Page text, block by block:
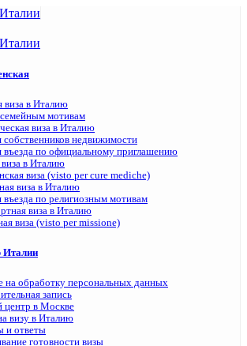
виза в Италию
мотивам
виза в Италию
собственников недвижимости
въезда по официальному приглашению
в Италию
виза (visto per cure mediche)
виза в Италию
въезда по религиозным мотивам
виза в Италию
виза (visto per missione)
Италии
на обработку персональных данных
запись
центр в Москве
визу в Италию
и ответы
готовности визы